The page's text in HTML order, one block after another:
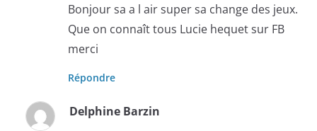
Bonjour sa a l air super sa change des jeux.
Que on connaît tous Lucie hequet sur FB
merci
Répondre
Delphine Barzin